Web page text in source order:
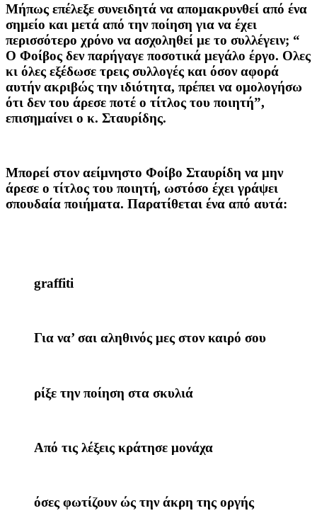
Μήπως επέλεξε συνειδητά να απομακρυνθεί από ένα
σημείο και μετά από την ποίηση για να έχει
περισσότερο χρόνο να ασχοληθεί με το συλλέγειν; “
Ο Φοίβος δεν παρήγαγε ποσοτικά μεγάλο έργο. Ολες
κι όλες εξέδωσε τρεις συλλογές και όσον αφορά
αυτήν ακριβώς την ιδιότητα, πρέπει να ομολογήσω
ότι δεν του άρεσε ποτέ ο τίτλος του ποιητή”,
επισημαίνει ο κ. Σταυρίδης.
Μπορεί στον αείμνηστο Φοίβο Σταυρίδη να μην
άρεσε ο τίτλος του ποιητή, ωστόσο έχει γράψει
σπουδαία ποιήματα. Παρατίθεται ένα από αυτά:
graffiti
Για να’ σαι αληθινός μες στον καιρό σου
ρίξε την ποίηση στα σκυλιά
Από τις λέξεις κράτησε μονάχα
όσες φωτίζουν ώς την άκρη της οργής